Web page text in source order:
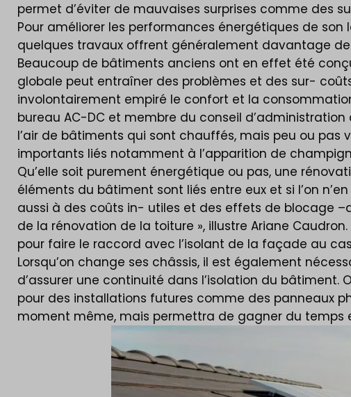
permet d’éviter de mauvaises surprises comme des
Pour améliorer les performances énergétiques de
quelques travaux offrent généralement davantage
Beaucoup de bâtiments anciens ont en effet été
globale peut entraîner des problèmes et des sur-
involontairement empiré le confort et la
bureau AC-DC et membre du conseil
l’air de bâtiments qui sont chauffés, mais peu ou
importants liés notamment à l’apparition de
Qu’elle soit purement énergétique ou pas, une
éléments du bâtiment sont liés entre eux et si l’on
aussi à des coûts in- utiles et des effets de blocage
de la rénovation de la toiture », illustre Ariane
pour faire le raccord avec l’isolant de la façade au
Lorsqu’on change ses châssis, il est également
d’assurer une continuité dans l’isolation du
pour des installations futures comme des panneaux
moment même, mais permettra de gagner du temps